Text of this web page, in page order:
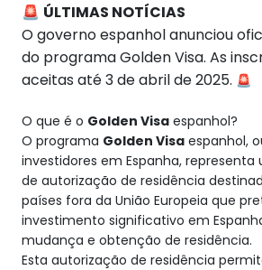
🚨 ÚLTIMAS NOTÍCIAS
O governo espanhol anunciou
do programa Golden Visa. As
aceitas até 3 de abril de 2025. 🚨
O que é o Golden Visa espanhol?
O programa Golden Visa espanhol,
investidores em Espanha, representa
de autorização de residência
países fora da União Europeia que
investimento significativo em
mudança e obtenção de residência.
Esta autorização de residência